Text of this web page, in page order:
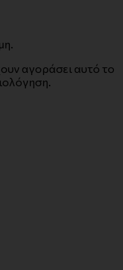
αγοράσει αυτό το